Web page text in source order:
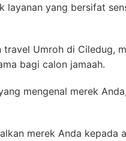
layanan yang bersifat
travel Umroh di Ciledug,
bagi calon jamaah.
mengenal merek
merek Anda kepada